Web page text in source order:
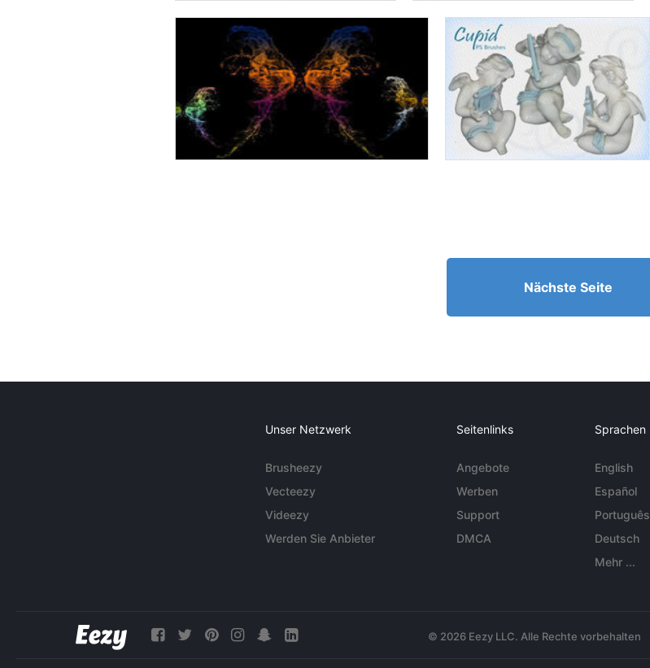
Nächste Seite
Unser Netzwerk
Brusheezy
Vecteezy
Videezy
Werden Sie Anbieter
Seitenlinks
Angebote
Werben
Support
DMCA
Sprachen
English
Español
Português
Deutsch
Mehr ...
© 2026 Eezy LLC. Alle Rechte vorbehalten